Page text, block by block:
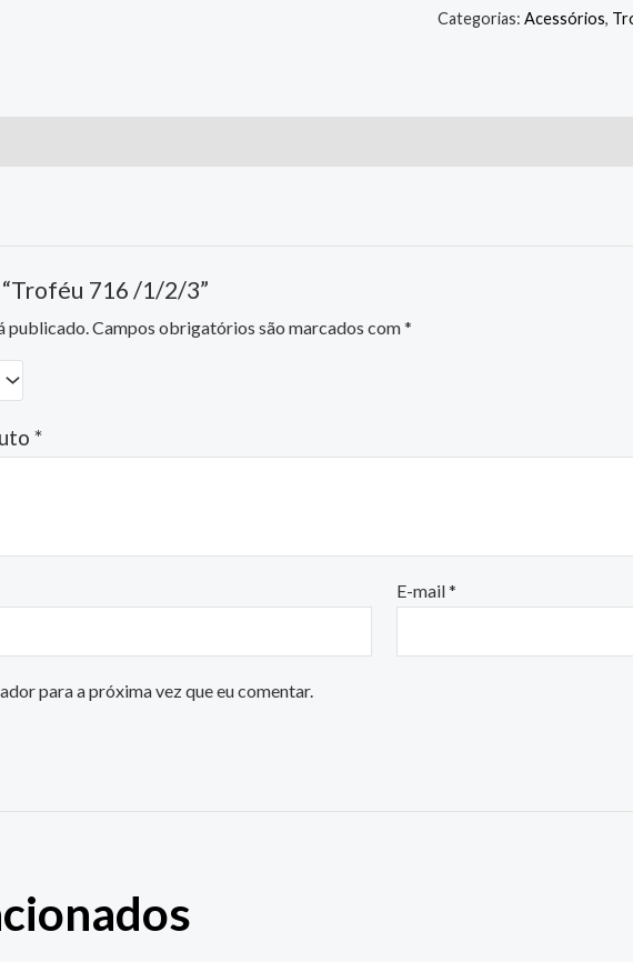
Categorias: Acessórios,
716 /1/2/3”
publicado. Campos obrigatórios são marcados com*
*
E-mail*
para a próxima vez que eu comentar.